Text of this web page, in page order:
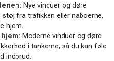
Nye vinduer og døre
fra trafikken eller naboerne,
hjem.
Moderne vinduer og døre
i tankerne, så du kan føle
indbrud.